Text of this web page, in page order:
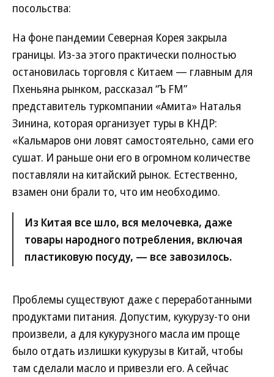
посольства:
На фоне пандемии Северная Корея закрыла
границы. Из-за этого практически полностью
остановилась торговля с Китаем — главным для
Пхеньяна рынком, рассказал “Ъ FM”
представитель туркомпании «Амита» Наталья
Зинина, которая организует туры в КНДР:
«Кальмаров они ловят самостоятельно, сами его
сушат. И раньше они его в огромном количестве
поставляли на китайский рынок. Естественно,
взамен они брали то, что им необходимо.
Из Китая все шло, вся мелочевка, даже
товары народного потребления, включая
пластиковую посуду, — все завозилось.
Проблемы существуют даже с переработанными
продуктами питания. Допустим, кукурузу-то они
произвели, а для кукурузного масла им проще
было отдать излишки кукурузы в Китай, чтобы
там сделали масло и привезли его. А сейчас